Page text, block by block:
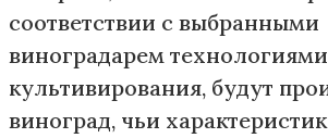
соответствии с выбранными
виноградарем технологиями
культивирования, будут
виноград, чьи